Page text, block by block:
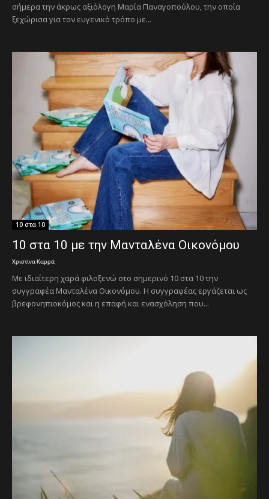
σήμερα την άκρως αξιόλογη Μαρία Παναγοπούλου, την οποία
ξεχώρισα για τον ευγενικό τρόπο με...
10 στα 10
10 στα 10 με την Μανταλένα Οικονόμου
Χριστίνα Καρρά
Με ιδιαίτερη χαρά φιλοξενώ στο σημερινό 10 στα 10 την
συγγραφέα Μανταλένα Οικονόμου. Η συγγραφέας εργάζεται ως
βρεφονηπιοκόμος και η επαφή και ενασχόληση που...